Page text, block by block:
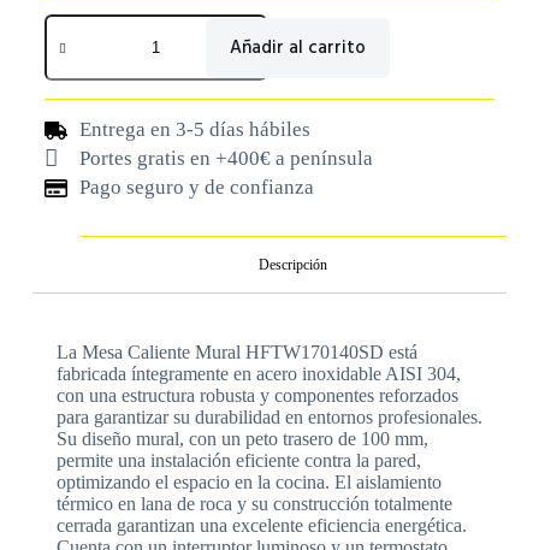
Añadir al carrito
Entrega en 3-5 días hábiles
Portes gratis en +400€ a península
Pago seguro y de confianza
Descripción
La Mesa Caliente Mural HFTW170140SD está
fabricada íntegramente en acero inoxidable AISI 304,
con una estructura robusta y componentes reforzados
para garantizar su durabilidad en entornos profesionales.
Su diseño mural, con un peto trasero de 100 mm,
permite una instalación eficiente contra la pared,
optimizando el espacio en la cocina. El aislamiento
térmico en lana de roca y su construcción totalmente
cerrada garantizan una excelente eficiencia energética.